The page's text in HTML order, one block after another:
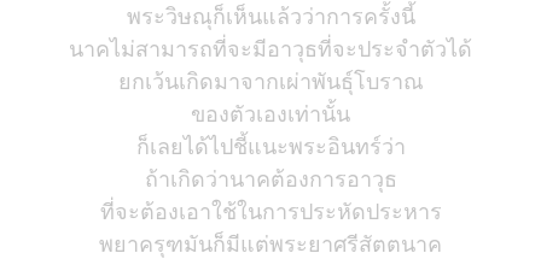
พระวิษณุก็เห็นแล้วว่าการครั้งนี้
นาคไม่สามารถที่จะมีอาวุธที่จะประจำตัวได้
ยกเว้นเกิดมาจากเผ่าพันธุ์โบราณ
ของตัวเองเท่านั้น
ก็เลยได้ไปชี้แนะพระอินทร์ว่า
ถ้าเกิดว่านาคต้องการอาวุธ
ที่จะต้องเอาใช้ในการประหัดประหาร
พยาครุฑมันก็มีแต่พระยาศรีสัตตนาค